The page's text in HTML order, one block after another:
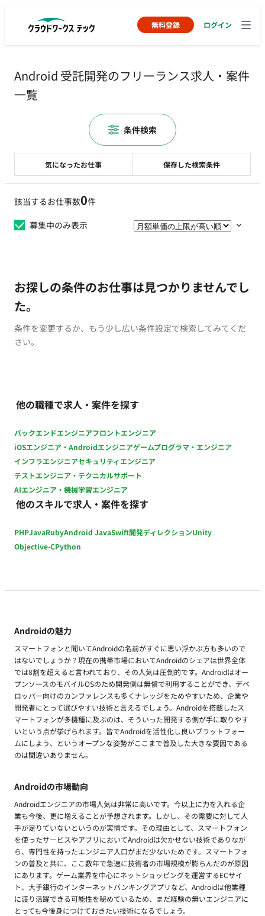
無料登録 ログイン
Android 受託開発のフリーランス求人・案件
一覧
該当するお仕事数0件
募集中のみ表示
お探しの条件のお仕事は見つかりませんでし
た。
条件を変更するか、もう少し広い条件設定で検索してみてくだ
さい。
他の職種で求人・案件を探す
バックエンドエンジニアフロントエンジニア
iOSエンジニア・Androidエンジニアゲームプログラマ・エンジニア
インフラエンジニアセキュリティエンジニア
テストエンジニア・テクニカルサポート
AIエンジニア・機械学習エンジニア
他のスキルで求人・案件を探す
PHPJavaRubyAndroid JavaSwift開発ディレクションUnity
Objective-CPython
Androidの魅力
スマートフォンと聞いてAndroidの名前がすぐに思い浮かぶ方も多いので
はないでしょうか？現在の携帯市場においてAndroidのシェアは世界全体
では8割を超えると言われており、その人気は圧倒的です。Androidはオー
プンソースのモバイルOSのため開発側は無償で利用することができ、デベ
ロッパー向けのカンファレンスも多くナレッジをためやすいため、企業や
開発者にとって選びやすい技術と言えるでしょう。Androidを搭載したス
マートフォンが多機種に及ぶのは、そういった開発する側が手に取りやす
いという点が挙げられます。皆でAndroidを活性化し良いプラットフォー
ムにしよう、というオープンな姿勢がここまで普及した大きな要因である
のは間違いありません。
Androidの市場動向
Androidエンジニアの市場人気は非常に高いです。今以上に力を入れる企
業も今後、更に増えることが予想されます。しかし、その需要に対して人
手が足りていないというのが実情です。その理由として、スマートフォン
を使ったサービスやアプリにおいてAndroidは欠かせない技術でありなが
ら、専門性を持ったエンジニア人口がまだ少ないためです。スマートフォ
ンの普及と共に、ここ数年で急速に技術者の市場規模が膨らんだのが原因
にあります。ゲーム業界を中心にネットショッピングを運営するECサイ
ト、大手銀行のインターネットバンキングアプリなど、Androidは他業種
に渡り活躍できる可能性を秘めているため、まだ経験の無いエンジニアに
とっても今後身につけておきたい技術になるでしょう。
気になったお仕事 保存した検索条件
条件検索